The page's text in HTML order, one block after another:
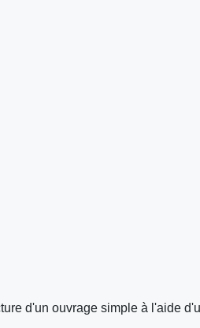
d'un ouvrage simple à l'aide